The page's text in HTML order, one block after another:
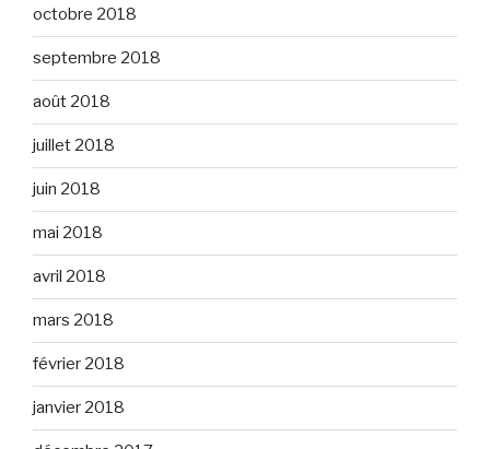
octobre 2018
septembre 2018
août 2018
juillet 2018
juin 2018
mai 2018
avril 2018
mars 2018
février 2018
janvier 2018